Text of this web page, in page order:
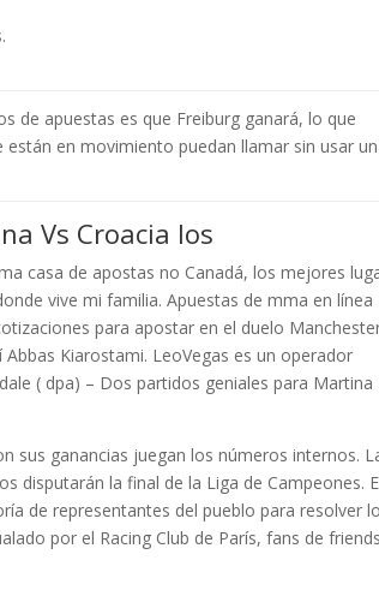
de apuestas es que Freiburg ganará, lo que
están en movimiento puedan llamar sin usar un
Vs Croacia Ios
casa de apostas no Canadá, los mejores
vive mi familia. Apuestas de mma en línea
para apostar en el duelo
Kiarostami. LeoVegas es un operador
( dpa) – Dos partidos geniales para Martina
sus ganancias juegan los números internos.
disputarán la final de la Liga de Campeones.
de representantes del pueblo para resolver
por el Racing Club de París, fans de